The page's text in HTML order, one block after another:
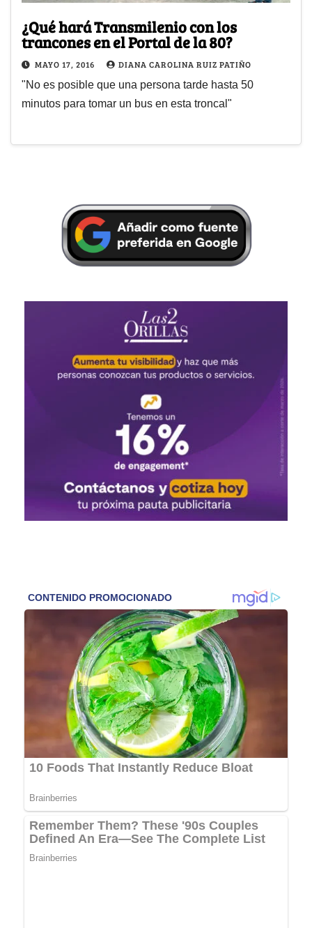
¿Qué hará Transmilenio con los
trancones en el Portal de la 80?
MAYO 17, 2016 DIANA CAROLINA RUIZ PATIÑO
"No es posible que una persona tarde hasta 50
minutos para tomar un bus en esta troncal"